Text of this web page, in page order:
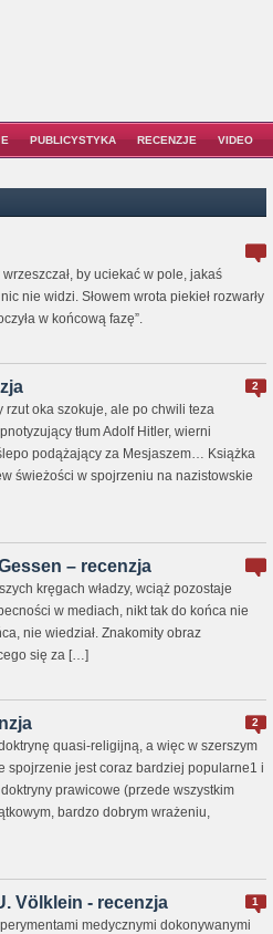
PUBLICYSTYKA RECENZJE VIDEO
by uciekać w pole, jakaś
nie widzi. Słowem wrota piekieł rozwarły
w końcową fazę”.
2
rzut oka szokuje, ale po chwili teza
tłum Adolf Hitler, wierni
podążający za Mesjaszem… Książka
świeżości w spojrzeniu na nazistowskie
– recenzja
kręgach władzy, wciąż pozostaje
w mediach, nikt tak do końca nie
nie wiedział. Znakomity obraz
się za […]
2
quasi-religijną, a więc w szerszym
spojrzenie jest coraz bardziej popularne1 i
prawicowe (przede wszystkim
bardzo dobrym wrażeniu,
1
Völklein - recenzja
medycznymi dokonywanymi